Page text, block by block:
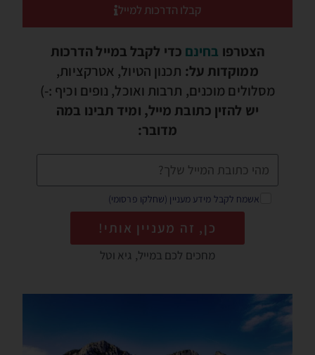
קבלו הדרכות למייל
הצטרפו בחינם כדי לקבל במייל הדרכות
ממוקדות על: תכנון הטיול, אטרקציות,
מסלולים מוכנים, תרבות ואוכל, נופים וכיף :-)
יש להזין כתובת מייל, ומיד תבינו במה
מדובר:
אשמח לקבל מידע מעניין (שחלקו פרסומי)
כן, זה מעניין אותי!
מחכים לכם במייל, גיא וטל